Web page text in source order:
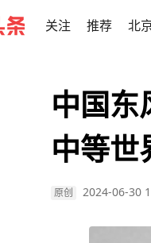
关注 推荐 北
中国东
中等世
原创 2024-06-30